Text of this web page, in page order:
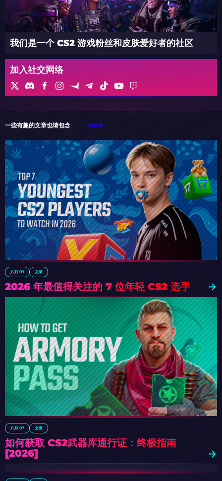
我们是一个 CS2 游戏粉丝和皮肤爱好者的社区
加入社交网络
一些有趣的文章也请包含 所有文章
八月 09 文章
2026 年最值得关注的 7 位年轻 CS2 选手
八月 07 文章
如何获取 CS2武器库通行证：终极指南
[2026]